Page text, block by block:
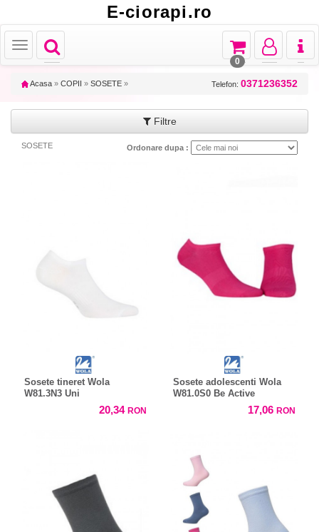
E-ciorapi.ro
Toggle
navigation
Toggle
Toggle
navigation
Toggle
navigation
Toggle
navigation
0
Acasa » COPII » SOSETE » Telefon: 0371236352
Filtre
SOSETE Ordonare dupa :
Sosete tineret Wola
W81.3N3 Uni
20,34 RON
Sosete adolescenti Wola
W81.0S0 Be Active
17,06 RON